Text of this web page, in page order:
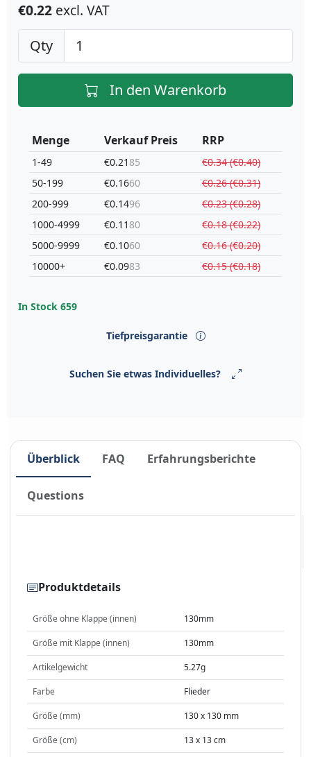
€0.22 excl. VAT
Qty
In den Warenkorb
Menge
1-49
50-199
200-999
1000-4999
5000-9999
10000+
Verkauf Preis
€0.2185
€0.1660
€0.1496
€0.1180
€0.1060
€0.0983
RRP
€0.34 (€0.40)
€0.26 (€0.31)
€0.23 (€0.28)
€0.18 (€0.22)
€0.16 (€0.20)
€0.15 (€0.18)
In Stock 659
Tiefpreisgarantie
Suchen Sie etwas Individuelles?
Überblick FAQ Erfahrungsberichte
Questions
Produktdetails
Größe ohne Klappe (innen) 130mm
Größe mit Klappe (innen) 130mm
Artikelgewicht 5.27g
Farbe Flieder
Größe (mm) 130 x 130 mm
Größe (cm) 13 x 13 cm